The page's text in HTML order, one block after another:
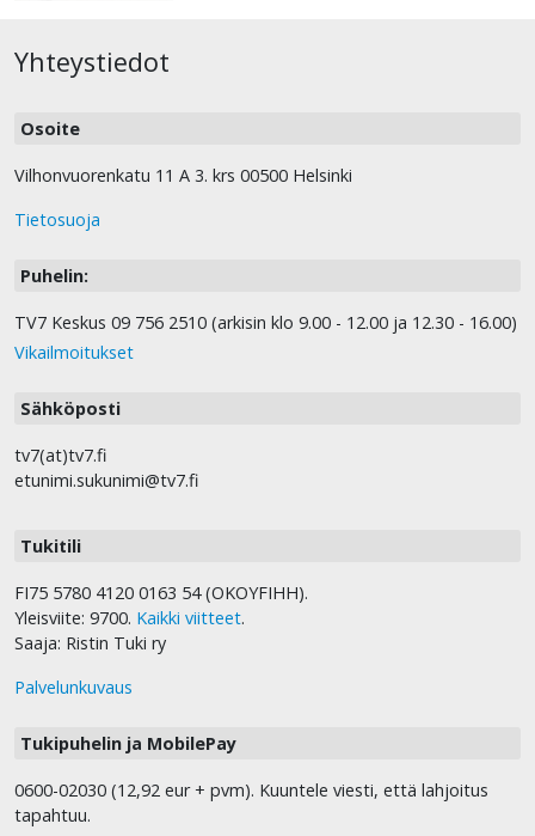
Yhteystiedot
Osoite
Vilhonvuorenkatu 11 A 3. krs 00500 Helsinki
Tietosuoja
Puhelin:
TV7 Keskus 09 756 2510 (arkisin klo 9.00 - 12.00 ja 12.30 - 16.00)
Vikailmoitukset
Sähköposti
tv7(at)tv7.fi
etunimi.sukunimi@tv7.fi
Tukitili
FI75 5780 4120 0163 54 (OKOYFIHH).
Yleisviite: 9700. Kaikki viitteet.
Saaja: Ristin Tuki ry
Palvelunkuvaus
Tukipuhelin ja MobilePay
0600-02030 (12,92 eur + pvm). Kuuntele viesti, että lahjoitus
tapahtuu.